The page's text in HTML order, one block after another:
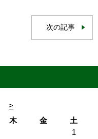
次の記事
>
木 金
土
1